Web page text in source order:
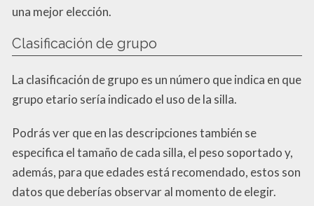
una mejor elección.
Clasificación de grupo
La clasificación de grupo es un número que indica en que
grupo etario sería indicado el uso de la silla.
Podrás ver que en las descripciones también se
especifica el tamaño de cada silla, el peso soportado y,
además, para que edades está recomendado, estos son
datos que deberías observar al momento de elegir.